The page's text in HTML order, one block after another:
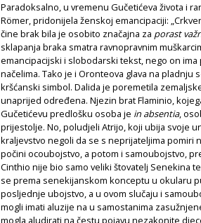
Paradoksalno, u vremenu Gučetićeva života i
Römer, pridonijela ženskoj emancipaciji:
čine brak bila je osobito značajna za porast
sklapanja braka smatra ravnopravnim
emancipacijski i slobodarski tekst, nego on
načelima. Tako je i Oronteova glava na
kršćanski simbol. Dalida je poremetila
unaprijed određena. Njezin brat Flaminio,
Gučetićevu predlošku osoba je in absentia,
prijestolje. No, poludjeli Atrijo, koji ubija svoje
kraljevstvo negoli da se s neprijateljima pomiri
počini ocoubojstvo, a potom i samoubojstvo,
Cinthio nije bio samo veliki štovatelj Senekina
se prema senekijanskom konceptu u okularu
posljednje ubojstvo, a u ovom slučaju i
mogli imati aluzije na u samostanima